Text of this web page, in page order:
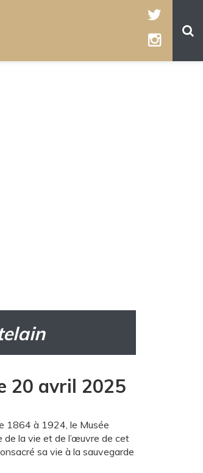
20 avril 2025
1864 à 1924, le Musée
de la vie et de l’œuvre de cet
sa vie à la sauvegarde